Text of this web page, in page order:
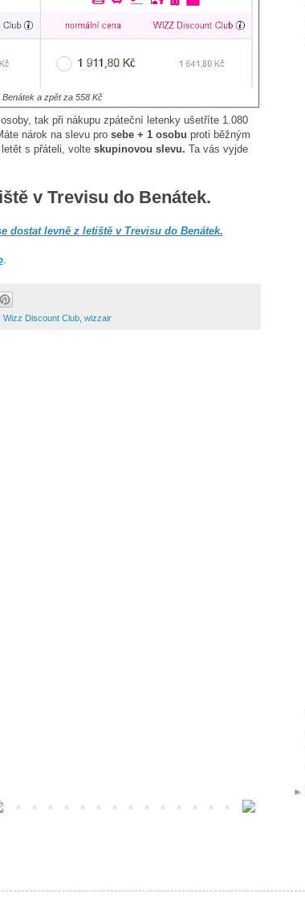
a zpět za 558 Kč
tak při nákupu zpáteční letenky ušetříte 1.080
nárok na slevu pro sebe + 1 osobu proti běžným
letět s přáteli, volte skupinovou slevu. Ta vás vyjde
v Trevisu do Benátek.
dostat levně z letiště v Trevisu do Benátek.
.
Wizz Discount Club, wizzair
►